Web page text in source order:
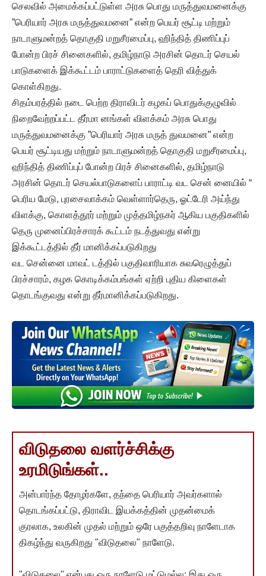
செலவில் அமைக்கப்பட்டுள்ள அரசு பொது மருத்துவமனைக்கு
”பெரியார் அரசு மருத்துவமனை” என்ற பெயர் சூட்டி மற்றும்
நாடாளுமன்றத் தொகுதி மறுசீரமைப்பு, ஹிந்தித் திணிப்புப்
போன்ற பிரச் சினைகளில், தமிழ்நாடு அரசின் தொடர் செயல்
பாடுகளைக் இக்கூட்டம் பாராட்டுகளைத் தெரி வித்துக்
கொள்கிறது.
சிதம்பரத்தில் நடை பெற்ற திராவிடர் கழகப் பொதுக்குழுவில்
நிறைவேற்றப்பட்ட தீர்மா னங்கள் விளக்கம் அரசு பொது
மருத்துவமனைக்கு ”பெரியார் அரசு மருத் துவமனை” என்ற
பெயர் சூட்டியது மற்றும் நாடாளுமன்றத் தொகுதி மறுசீரமைப்பு,
ஹிந்தித் திணிப்புப் போன்ற பிரச் சினைகளில், தமிழ்நாடு
அரசின் தொடர் செயல்பாடுகளைப் பாராட்டி வட சென் னையில் “
பெரிய மேடு, புரசைவாக்கம் வெள்ளார்தெரு, ஓட்டேரி அய்ந்து
விளக்கு, கொளத்தூர் மற்றும் முத்தமிழ்நகர் ஆகிய பகுதிகளில்
தெரு முனைப்பிரச்சாரக் கூட்டம் நடத்துவது என்று
இக்கூட்டத்தில் தீர் மானிக்கப்படுகிறது
வட சென்னை மாவட் டத்தில் பகுதிவாரியாக சுவரெழுத்துப்
பிரச்சாரம், கழக கொடிக்கம்பங்கள் ஏற்றி புதிய கிளைகள்
தொடங்குவது என்று தீர்மானிக்கப்படுகிறது.
விடுதலை வளர்ச்சிக்கு
உரமிடுங்கள்..
அன்பார்ந்த தோழர்களே, தந்தை பெரியார் அவர்களால்
தொடங்கப்பட்டு, திராவிட இயக்கத்தின் முதன்மைக்
குரலாக, உலகின் முதல் மற்றும் ஒரே பகுத்தறிவு நாளேடாக
திகழ்ந்து வருகிறது "விடுதலை" நாளேடு.